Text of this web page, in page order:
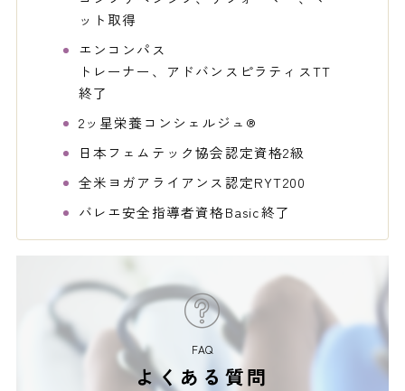
ット取得
エンコンパス
トレーナー、アドバンスピラティスTT
終了
2ッ星栄養コンシェルジュ®
日本フェムテック協会認定資格2級
全米ヨガアライアンス認定RYT200
バレエ安全指導者資格Basic終了
FAQ
よくある質問